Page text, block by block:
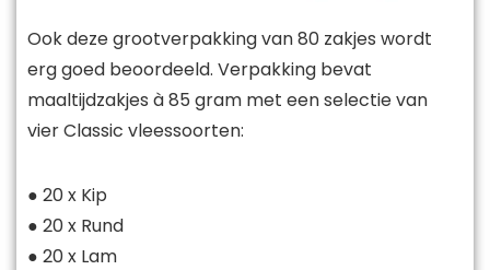
Ook deze grootverpakking van 80 zakjes wordt
erg goed beoordeeld. Verpakking bevat
maaltijdzakjes à 85 gram met een selectie van
vier Classic vleessoorten:
● 20 x Kip
● 20 x Rund
● 20 x Lam